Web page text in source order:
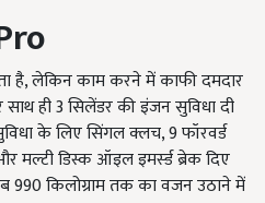
है, लेकिन काम करने में काफी दमदार
ही 3 सिलेंडर की इंजन सुविधा दी
के लिए सिंगल क्लच, 9 फॉरवर्ड
मल्टी डिस्क ऑइल इमर्स्ड ब्रेक दिए
990 किलोग्राम तक का वजन उठाने में